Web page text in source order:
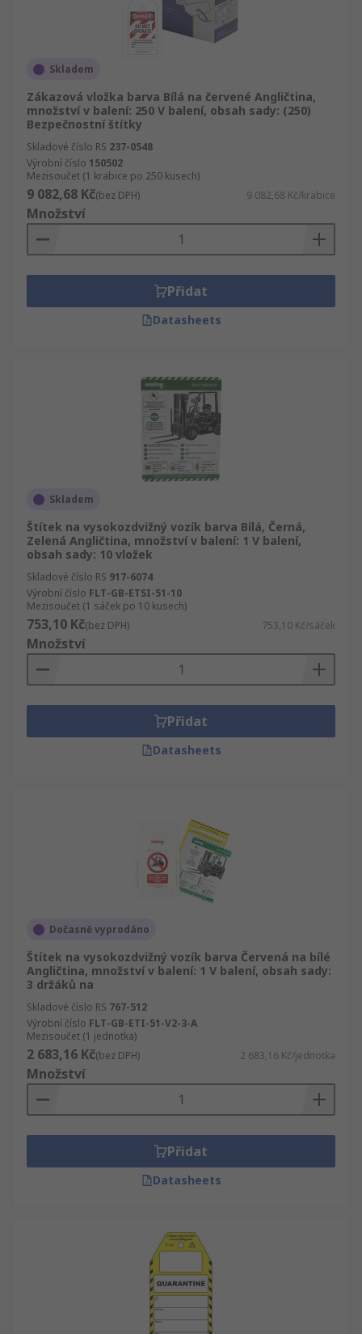
Skladem
Zákazová vložka barva Bílá na červené Angličtina,
množství v balení: 250 V balení, obsah sady: (250)
Bezpečnostní štítky
Skladové číslo RS 237-0548
Výrobní číslo 150502
Mezisoučet (1 krabice po 250 kusech)
9 082,68 Kč(bez DPH) 9 082,68 Kč/krabice
Množství
Přidat
Datasheets
Skladem
Štítek na vysokozdvižný vozík barva Bílá, Černá,
Zelená Angličtina, množství v balení: 1 V balení,
obsah sady: 10 vložek
Skladové číslo RS 917-6074
Výrobní číslo FLT-GB-ETSI-51-10
Mezisoučet (1 sáček po 10 kusech)
753,10 Kč(bez DPH) 753,10 Kč/sáček
Množství
Přidat
Datasheets
Dočasně vyprodáno
Štítek na vysokozdvižný vozík barva Červená na bílé
Angličtina, množství v balení: 1 V balení, obsah sady:
3 držáků na
Skladové číslo RS 767-512
Výrobní číslo FLT-GB-ETI-51-V2-3-A
Mezisoučet (1 jednotka)
2 683,16 Kč(bez DPH) 2 683,16 Kč/jednotka
Množství
Přidat
Datasheets